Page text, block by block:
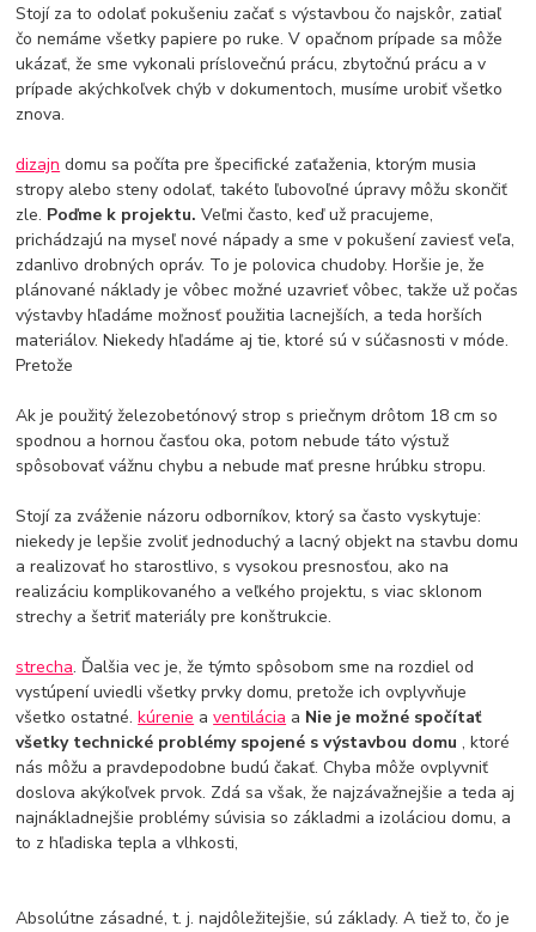
Stojí za to odolať pokušeniu začať s výstavbou čo najskôr, zatiaľ
čo nemáme všetky papiere po ruke. V opačnom prípade sa môže
ukázať, že sme vykonali príslovečnú prácu, zbytočnú prácu a v
prípade akýchkoľvek chýb v dokumentoch, musíme urobiť všetko
znova.
dizajn domu sa počíta pre špecifické zaťaženia, ktorým musia
stropy alebo steny odolať, takéto ľubovoľné úpravy môžu skončiť
zle. Poďme k projektu.Veľmi často, keď už pracujeme,
prichádzajú na myseľ nové nápady a sme v pokušení zaviesť veľa,
zdanlivo drobných opráv. To je polovica chudoby. Horšie je, že
plánované náklady je vôbec možné uzavrieť vôbec, takže už počas
výstavby hľadáme možnosť použitia lacnejších, a teda horších
materiálov. Niekedy hľadáme aj tie, ktoré sú v súčasnosti v móde.
Pretože
Ak je použitý železobetónový strop s priečnym drôtom 18 cm so
spodnou a hornou časťou oka, potom nebude táto výstuž
spôsobovať vážnu chybu a nebude mať presne hrúbku stropu.
Stojí za zváženie názoru odborníkov, ktorý sa často vyskytuje:
niekedy je lepšie zvoliť jednoduchý a lacný objekt na stavbu domu
a realizovať ho starostlivo, s vysokou presnosťou, ako na
realizáciu komplikovaného a veľkého projektu, s viac sklonom
strechy a šetriť materiály pre konštrukcie.
strecha. Ďalšia vec je, že týmto spôsobom sme na rozdiel od
vystúpení uviedli všetky prvky domu, pretože ich ovplyvňuje
všetko ostatné.kúrenie aventilácia a Nie je možné spočítať
všetky technické problémy spojené s výstavbou domu, ktoré
nás môžu a pravdepodobne budú čakať. Chyba môže ovplyvniť
doslova akýkoľvek prvok. Zdá sa však, že najzávažnejšie a teda aj
najnákladnejšie problémy súvisia so základmi a izoláciou domu, a
to z hľadiska tepla a vlhkosti,
Absolútne zásadné, t. j. najdôležitejšie, sú základy. A tiež to, čo je